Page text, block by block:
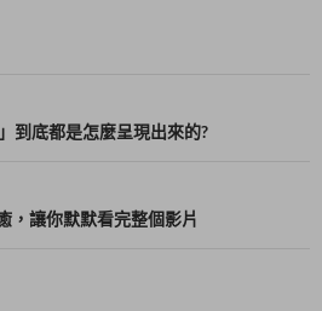
到底都是怎麼呈現出來的?
，讓你默默看完整個影片